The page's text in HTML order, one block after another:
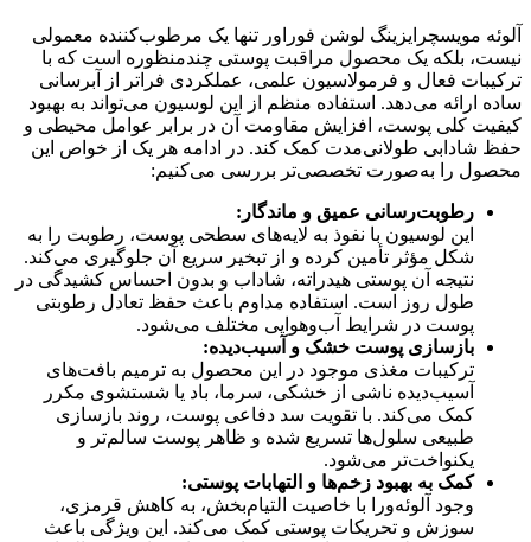
آلوئه مویسچرایزینگ لوشن فوراور تنها یک مرطوب‌کننده معمولی
نیست، بلکه یک محصول مراقبت پوستی چندمنظوره است که با
ترکیبات فعال و فرمولاسیون علمی، عملکردی فراتر از آبرسانی
ساده ارائه می‌دهد. استفاده منظم از این لوسیون می‌تواند به بهبود
کیفیت کلی پوست، افزایش مقاومت آن در برابر عوامل محیطی و
حفظ شادابی طولانی‌مدت کمک کند. در ادامه هر یک از خواص این
محصول را به‌صورت تخصصی‌تر بررسی می‌کنیم:
رطوبت‌رسانی عمیق و ماندگار:
این لوسیون با نفوذ به لایه‌های سطحی پوست، رطوبت را به
شکل مؤثر تأمین کرده و از تبخیر سریع آن جلوگیری می‌کند.
نتیجه آن پوستی هیدراته، شاداب و بدون احساس کشیدگی در
طول روز است. استفاده مداوم باعث حفظ تعادل رطوبتی
پوست در شرایط آب‌وهوایی مختلف می‌شود.
بازسازی پوست خشک و آسیب‌دیده:
ترکیبات مغذی موجود در این محصول به ترمیم بافت‌های
آسیب‌دیده ناشی از خشکی، سرما، باد یا شستشوی مکرر
کمک می‌کند. با تقویت سد دفاعی پوست، روند بازسازی
طبیعی سلول‌ها تسریع شده و ظاهر پوست سالم‌تر و
یکنواخت‌تر می‌شود.
کمک به بهبود زخم‌ها و التهابات پوستی:
وجود آلوئه‌ورا با خاصیت التیام‌بخش، به کاهش قرمزی،
سوزش و تحریکات پوستی کمک می‌کند. این ویژگی باعث